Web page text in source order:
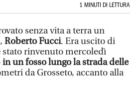
1 MINUTI DI LETTURA
senza vita a terra un
Roberto Fucci. Era uscito di
stato rinvenuto mercoledì
in un fosso lungo la strada delle
da Grosseto, accanto alla